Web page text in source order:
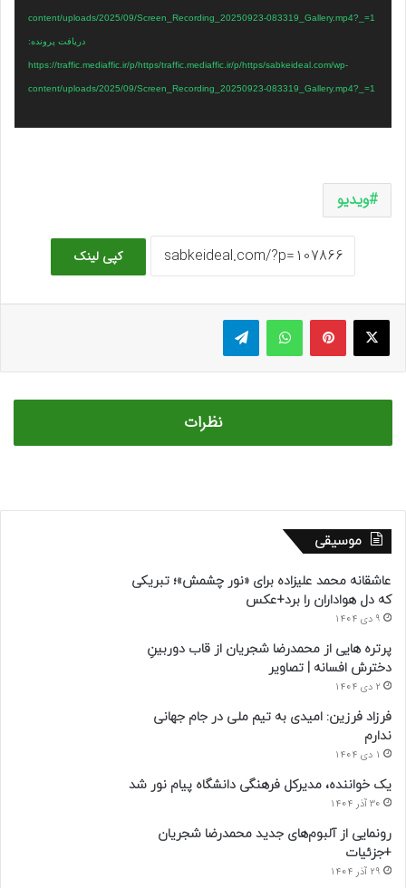
content/uploads/2025/09/Screen_Recording_20250923-083319_Gallery.mp4?_=1
دریافت پرونده:
https://traffic.mediaffic.ir/p/https/traffic.mediaffic.ir/p/https/sabkeideal.com/wp-
content/uploads/2025/09/Screen_Recording_20250923-083319_Gallery.mp4?_=1
ویدیو
کپی لینک
ایکس پینتریستواتس آپ تلگرام
نظرات
موسیقی
عاشقانه محمد علیزاده برای «نور چشمش»؛ تبریکی
که دل هواداران را برد+عکس
9 دی 1404
پرتره هایی از محمدرضا شجریان از قاب دوربینِ
دخترش افسانه | تصاویر
2 دی 1404
فرزاد فرزین: امیدی به تیم ملی در جام جهانی
ندارم
1 دی 1404
یک خواننده، مدیرکل فرهنگی دانشگاه پیام نور شد
30 آذر 1404
رونمایی از آلبوم‌های جدید محمدرضا شجریان
+جزئیات
29 آذر 1404